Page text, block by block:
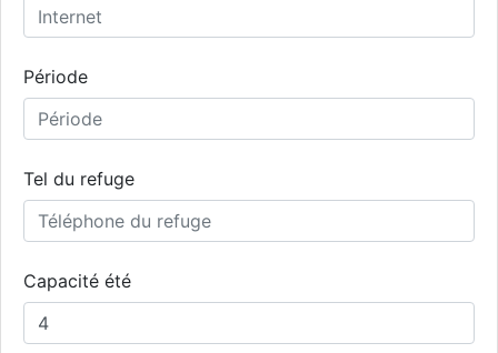
Période
Tel du refuge
Capacité été